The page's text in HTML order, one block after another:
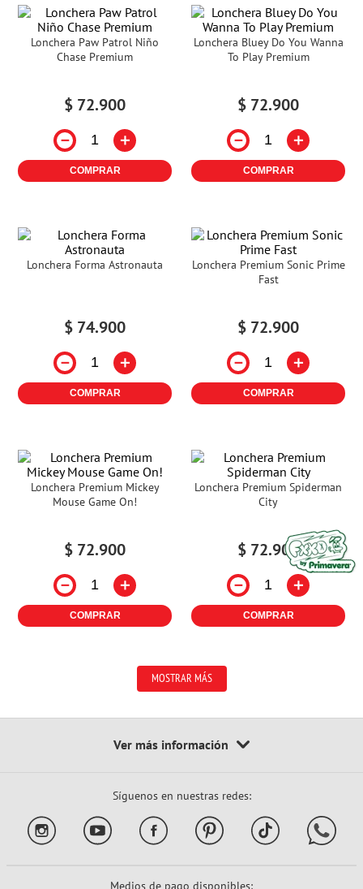
Lonchera Paw Patrol Niño
Chase Premium
$ 72.900
－ ＋
COMPRAR
Lonchera Bluey Do You Wanna
To Play Premium
$ 72.900
－ ＋
COMPRAR
Lonchera Forma Astronauta
$ 74.900
－ ＋
COMPRAR
Lonchera Premium Sonic Prime
Fast
$ 72.900
－ ＋
COMPRAR
Lonchera Premium Mickey
Mouse Game On!
$ 72.900
－ ＋
COMPRAR
Lonchera Premium Spiderman
City
$ 72.900
－ ＋
COMPRAR
MOSTRAR MÁS
Síguenos en nuestras redes:
Medios de pago disponibles: